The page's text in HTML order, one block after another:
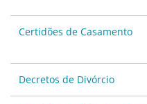
Certidões de Casamento
Decretos de Divórcio